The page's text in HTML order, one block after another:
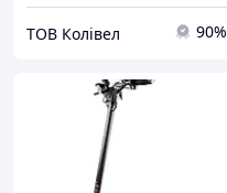
ТОВ Колівел 90%